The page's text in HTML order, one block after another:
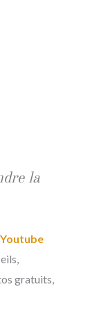
la
gratuits,